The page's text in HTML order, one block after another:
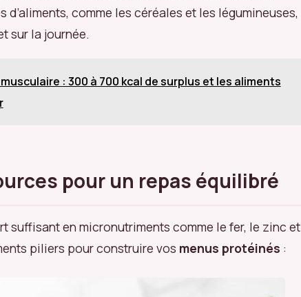
comme les céréales et les légumineuses,
sur la journée.
: 300 à 700 kcal de surplus et les aliments
pour un repas équilibré
suffisant en micronutriments comme le fer, le zinc et
piliers pour construire vos menus protéinés :